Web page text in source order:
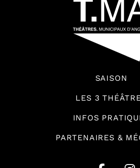
SAISON
LES 3
INFOS
PARTENAIRES &